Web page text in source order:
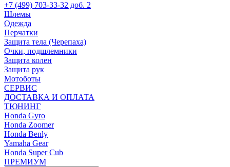
+7 (499) 703-33-32 доб. 2
Шлемы
Одежда
Перчатки
Защита тела (Черепаха)
Очки, подшлемники
Защита колен
Защита рук
Мотоботы
СЕРВИС
ДОСТАВКА И ОПЛАТА
ТЮНИНГ
Honda Gyro
Honda Zoomer
Honda Benly
Yamaha Gear
Honda Super Cub
ПРЕМИУМ